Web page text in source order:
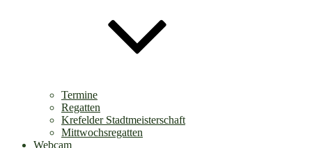
Termine
Regatten
Krefelder Stadtmeisterschaft
Mittwochsregatten
Webcam